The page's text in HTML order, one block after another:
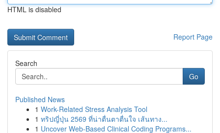
HTML is disabled
Report Page
Search
Go
Published News
1 Work-Related Stress Analysis Tool
1 ทริปญี่ปุ่น 2569 ที่น่าตื่นตาตื่นใจ เส้นทาง...
1 Uncover Web-Based Clinical Coding Programs...